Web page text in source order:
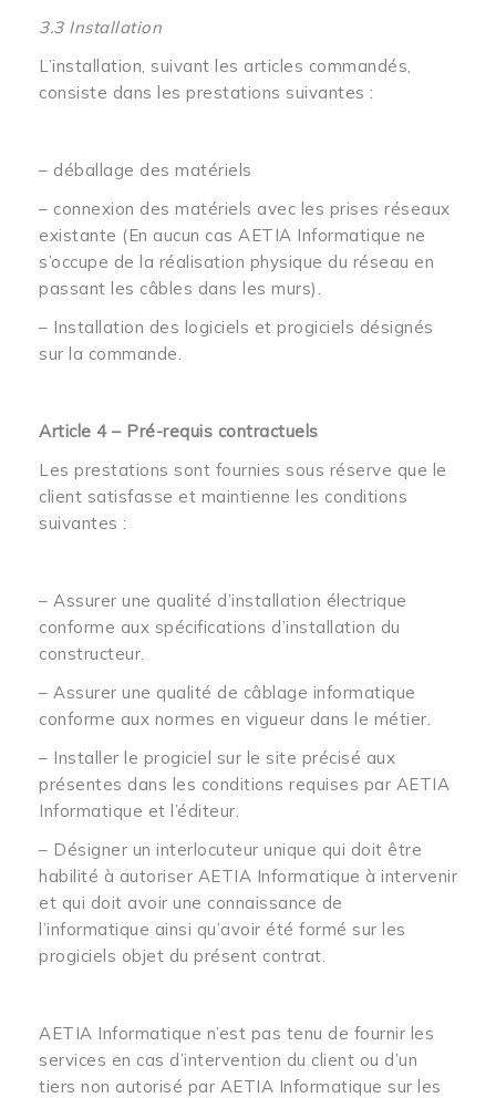
3.3 Installation
L’installation, suivant les articles commandés,
consiste dans les prestations suivantes :
– déballage des matériels
– connexion des matériels avec les prises réseaux
existante (En aucun cas AETIA Informatique ne
s’occupe de la réalisation physique du réseau en
passant les câbles dans les murs).
– Installation des logiciels et progiciels désignés
sur la commande.
Article 4 – Pré-requis contractuels
Les prestations sont fournies sous réserve que le
client satisfasse et maintienne les conditions
suivantes :
– Assurer une qualité d’installation électrique
conforme aux spécifications d’installation du
constructeur.
– Assurer une qualité de câblage informatique
conforme aux normes en vigueur dans le métier.
– Installer le progiciel sur le site précisé aux
présentes dans les conditions requises par AETIA
Informatique et l’éditeur.
– Désigner un interlocuteur unique qui doit être
habilité à autoriser AETIA Informatique à intervenir
et qui doit avoir une connaissance de
l’informatique ainsi qu’avoir été formé sur les
progiciels objet du présent contrat.
AETIA Informatique n’est pas tenu de fournir les
services en cas d’intervention du client ou d’un
tiers non autorisé par AETIA Informatique sur les